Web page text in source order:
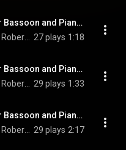
Dichterliebe, Op. 48 (Arr. for Bassoon and Piano by Frank Morelli): VIII. Und wüßten’s die Blumen, die kleinen
27 plays 1:18
Dichterliebe, Op. 48 (Arr. for Bassoon and Piano by Frank Morelli): IX. Das ist ein Flöten und Geigen
29 plays 1:33
Dichterliebe, Op. 48 (Arr. for Bassoon and Piano by Frank Morelli): X. Hör’ ich das Liedchen klingen
29 plays 2:17